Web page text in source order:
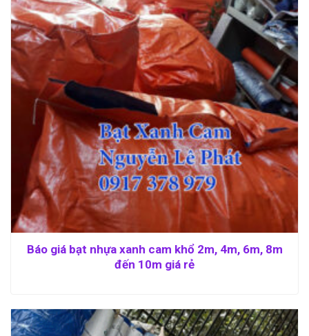
Báo giá bạt nhựa xanh cam khổ 2m, 4m, 6m, 8m
đến 10m giá rẻ